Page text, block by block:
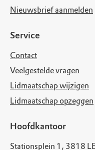
Nieuwsbrief aanmelden
Service
Contact
Veelgestelde vragen
Lidmaatschap wijzigen
Lidmaatschap opzeggen
Hoofdkantoor
Stationsplein 1, 3818